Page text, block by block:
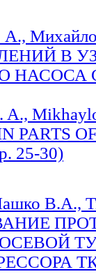
А.,
В
A.,
PARTS
25-30)
В.А.,